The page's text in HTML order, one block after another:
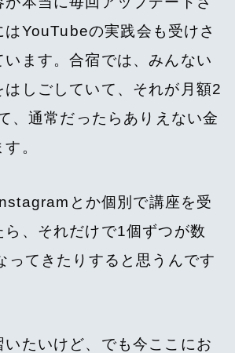
はYouTubeの実践会も受けさ
ます。合宿では、みんない
はしごしていて、それが月額2
、通常だったらありえない金
。
とか個別で講座を受
ら、それだけで1個ずつが数
ってきたりすると思うんです
たいけど、でも今ここにお